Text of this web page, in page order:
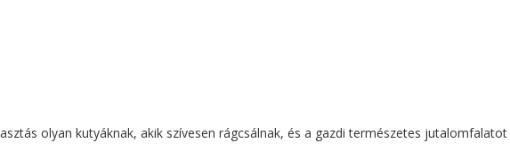
olyan kutyáknak, akik szívesen rágcsálnak, és a gazdi természetes